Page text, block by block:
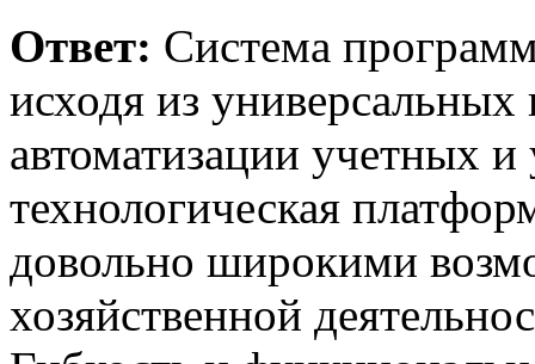
Ответ: Система
исходя из
автоматизации учетных
технологическая
довольно широкими
хозяйственной